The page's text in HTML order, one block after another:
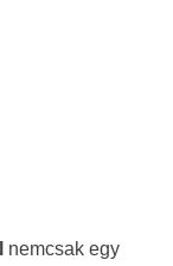
nemcsak egy